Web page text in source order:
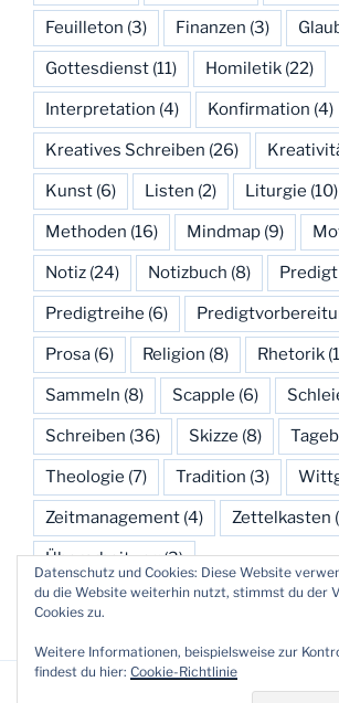
Feuilleton (3) Finanzen (3)
Gottesdienst (11) Homiletik (22)
Interpretation (4) Konfirmation (4)
Kreatives Schreiben (26)
Kunst (6) Listen (2) Liturgie (10)
Methoden (16) Mindmap (9)
Notiz (24) Notizbuch (8) Predigt
Predigtreihe (6)
Prosa (6) Religion (8) Rhetorik
Sammeln (8) Scapple (6)
Schreiben (36) Skizze (8)
Theologie (7) Tradition (3)
Zeitmanagement (4) Zettelkasten
Überarbeitung(3)
Datenschutz und Cookies: Diese Website
du die Website weiterhin nutzt, stimmst du der
Cookies zu.
Weitere Informationen, beispielsweise zur
findest du hier: Cookie-Richtlinie